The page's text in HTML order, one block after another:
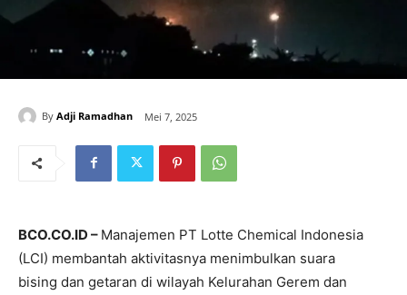
By Adji Ramadhan Mei 7, 2025
BCO.CO.ID – Manajemen PT Lotte Chemical Indonesia
(LCI) membantah aktivitasnya menimbulkan suara
bising dan getaran di wilayah Kelurahan Gerem dan